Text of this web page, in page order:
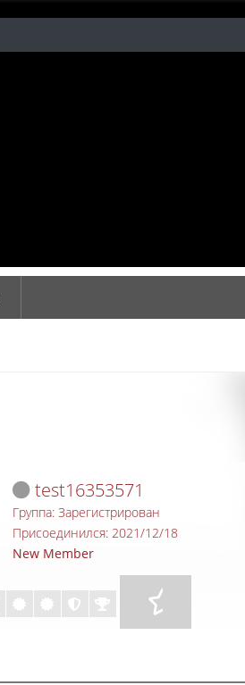
test16353571
Группа: Зарегистрирован
Присоединился: 2021/12/18
New Member